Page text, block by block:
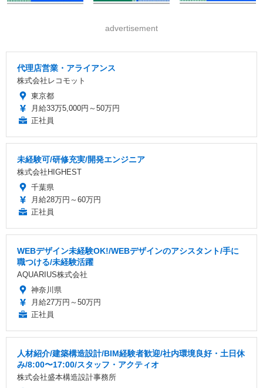
advertisement
代理店営業・アライアンス
株式会社レコモット
東京都
月給33万5,000円～50万円
正社員
未経験可/研修充実/開発エンジニア
株式会社HIGHEST
千葉県
月給28万円～60万円
正社員
WEBデザイン未経験OK!/WEBデザインのアシスタント/手に
職つける/未経験活躍
AQUARIUS株式会社
神奈川県
月給27万円～50万円
正社員
人材紹介/建築構造設計/BIM経験者歓迎/社内環境良好・土日休
み/8:00〜17:00/スタッフ・アクティオ
株式会社盛本構造設計事務所